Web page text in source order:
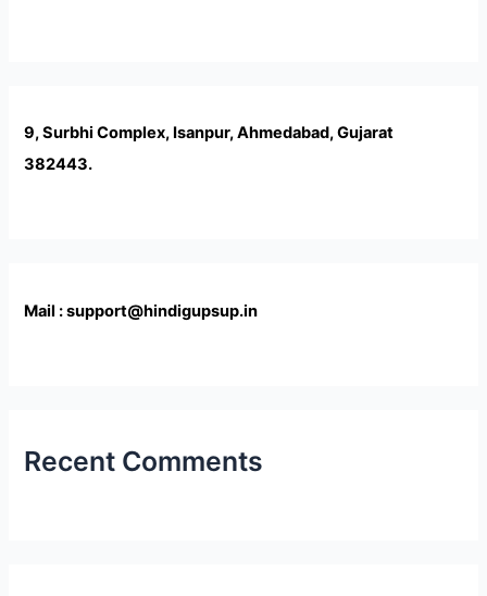
9, Surbhi Complex, Isanpur, Ahmedabad, Gujarat
382443.
Mail : support@hindigupsup.in
Recent Comments